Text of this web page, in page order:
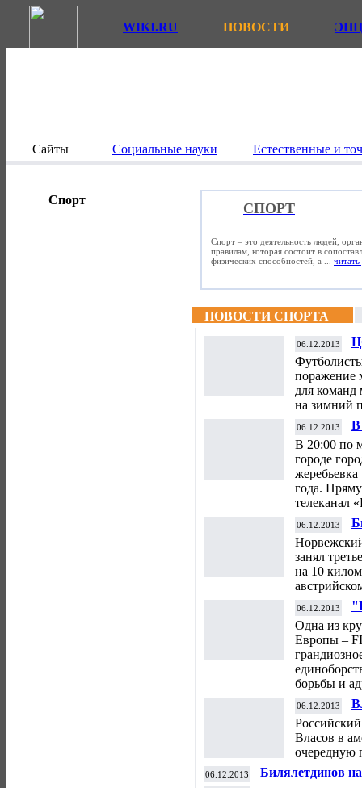
WIKI.RU НОВОСТИ
Сайты Социальные науки Естественные и
Спорт
СПОРТ
Спорт – это деятельность людей,
правилам, которая состоит в
физических способностей, а ... читать
НОВОСТИ СПОРТА
06.12.2013
поражение
для команд
на зимний
06.12.2013
В
В 20:00 по
городе
года.
телеканал
06.12.2013
занял
на 10
06.12.2013
Одна из
Европы –
борьбы и
06.12.2013
Власов в
очередную
06.12.2013
Билялетдинов
Кубок Первого